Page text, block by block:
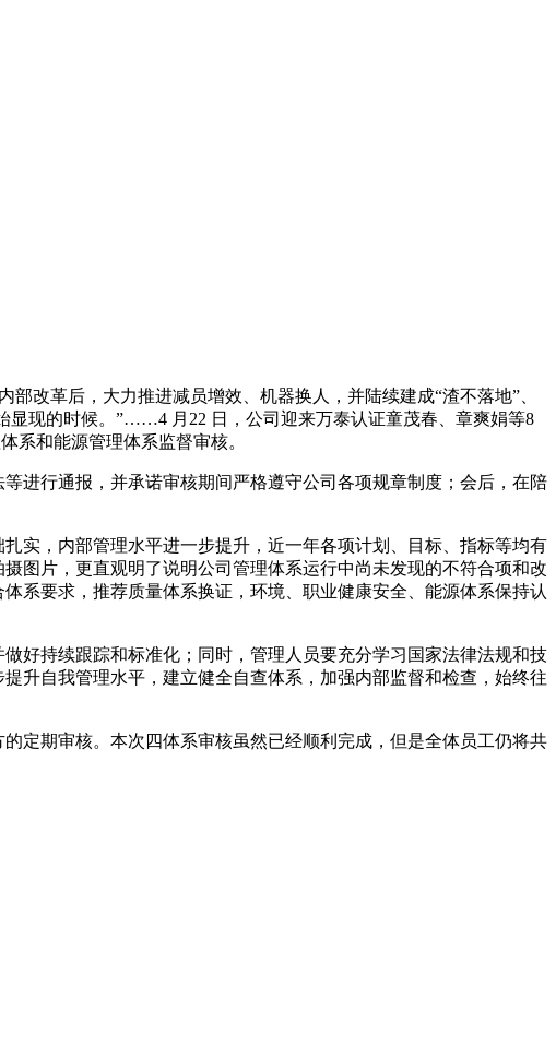
改革后，大力推进减员增效、机器换人，并陆续建成“渣不落地”、
显现的时候。”……4 月22 日，公司迎来万泰认证童茂春、章爽娟等8
系和能源管理体系监督审核。
进行通报，并承诺审核期间严格遵守公司各项规章制度；会后，在陪
实，内部管理水平进一步提升，近一年各项计划、目标、指标等均有
图片，更直观明了说明公司管理体系运行中尚未发现的不符合项和改
系要求，推荐质量体系换证，环境、职业健康安全、能源体系保持认
好持续跟踪和标准化；同时，管理人员要充分学习国家法律法规和技
升自我管理水平，建立健全自查体系，加强内部监督和检查，始终往
定期审核。本次四体系审核虽然已经顺利完成，但是全体员工仍将共